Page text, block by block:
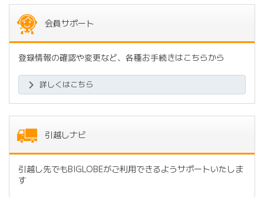
会員サポート
登録情報の確認や変更など、各種お手続きはこちらから
詳しくはこちら
引越しナビ
引越し先でもBIGLOBEがご利用できるようサポートいたしま
す